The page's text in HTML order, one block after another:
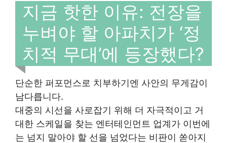
지금 핫한 이유: 전장을
누벼야 할 아파치가 ‘정
치적 무대’에 등장했다?
단순한 퍼포먼스로 치부하기엔 사안의 무게감이
남다릅니다.
대중의 시선을 사로잡기 위해 더 자극적이고 거
대한 스케일을 찾는 엔터테인먼트 업계가 이번에
는 넘지 말아야 할 선을 넘었다는 비판이 쏟아지